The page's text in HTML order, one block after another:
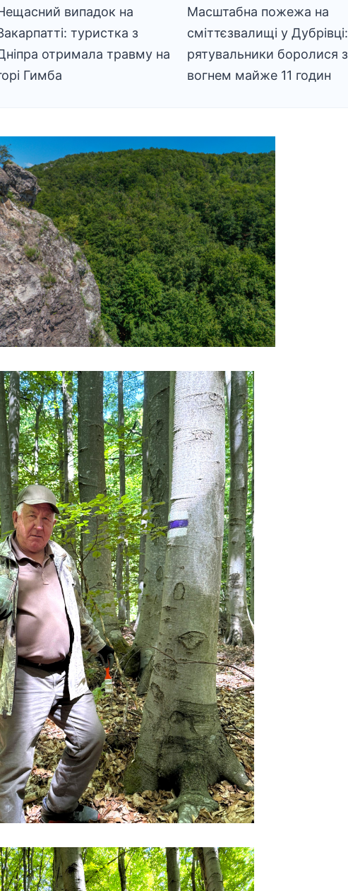
випадок на
туристка з
отримала травму на
Гимба
Масштабна пожежа на
сміттєзвалищі у Дубрівці:
рятувальники боролися з
вогнем майже 11 годин